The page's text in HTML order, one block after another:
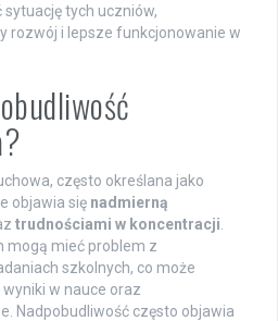
tych uczniów,
rozwój i lepsze funkcjonowanie w
często określana jako
objawia się nadmierną
trudnościami w koncentracji
mogą mieć problem z
szkolnych, co może
w nauce oraz
Nadpobudliwość często objawia